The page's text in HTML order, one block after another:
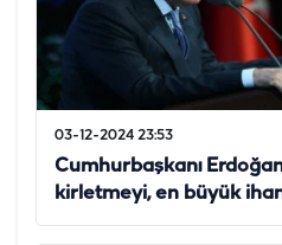
03-12-2024 23:53
Cumhurbaşkanı
kirletmeyi, en büyük